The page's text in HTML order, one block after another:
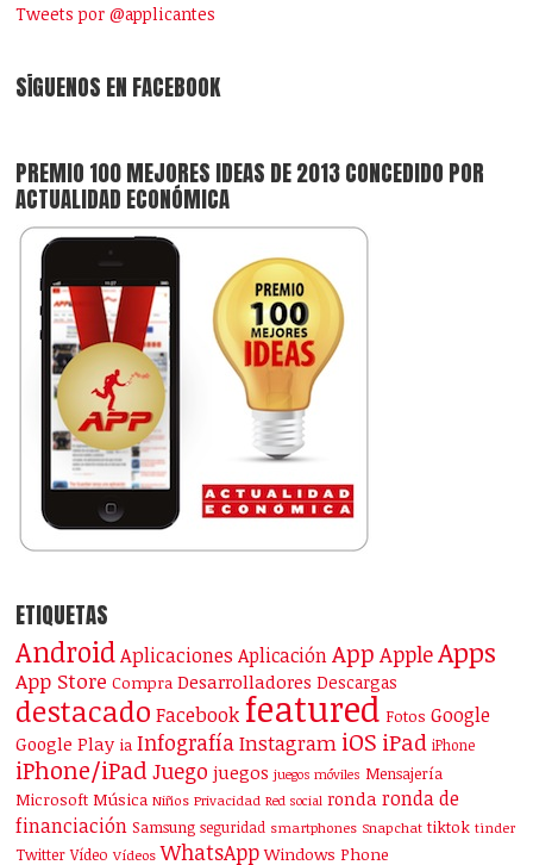
Tweets por @applicantes
SÍGUENOS EN FACEBOOK
PREMIO 100 MEJORES IDEAS DE 2013 CONCEDIDO POR
ACTUALIDAD ECONÓMICA
ETIQUETAS
Android Aplicaciones Aplicación App AppleApps
App Store Compra Desarrolladores Descargas
destacado Facebook featured Fotos Google
Google Play ia Infografía Instagram iOS iPad iPhone
iPhone/iPad Juego juegos juegos móviles Mensajería
Microsoft Música Niños Privacidad Red social ronda ronda de
financiación Samsung seguridad smartphones Snapchat tiktok tinder
Twitter Vídeo Vídeos WhatsApp Windows Phone